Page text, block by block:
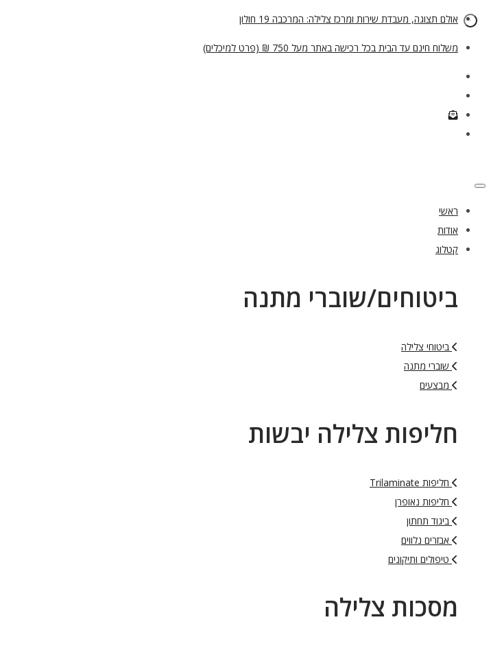
אולם תצוגה, מעבדת שירות ומרכז צלילה: המרכבה 19 חולון
משלוח חינם עד הבית בכל רכישה באתר מעל 750 ₪ (פרט למיכלים)
ראשי
אודות
קטלוג
ביטוחים/שוברי מתנה
ביטוחי צלילה
שוברי מתנה
מבצעים
חליפות צלילה יבשות
חליפות Trilaminate
חליפות נאופרן
ביגוד תחתון
אבזרים נלווים
טיפולים ותיקונים
מסכות צלילה